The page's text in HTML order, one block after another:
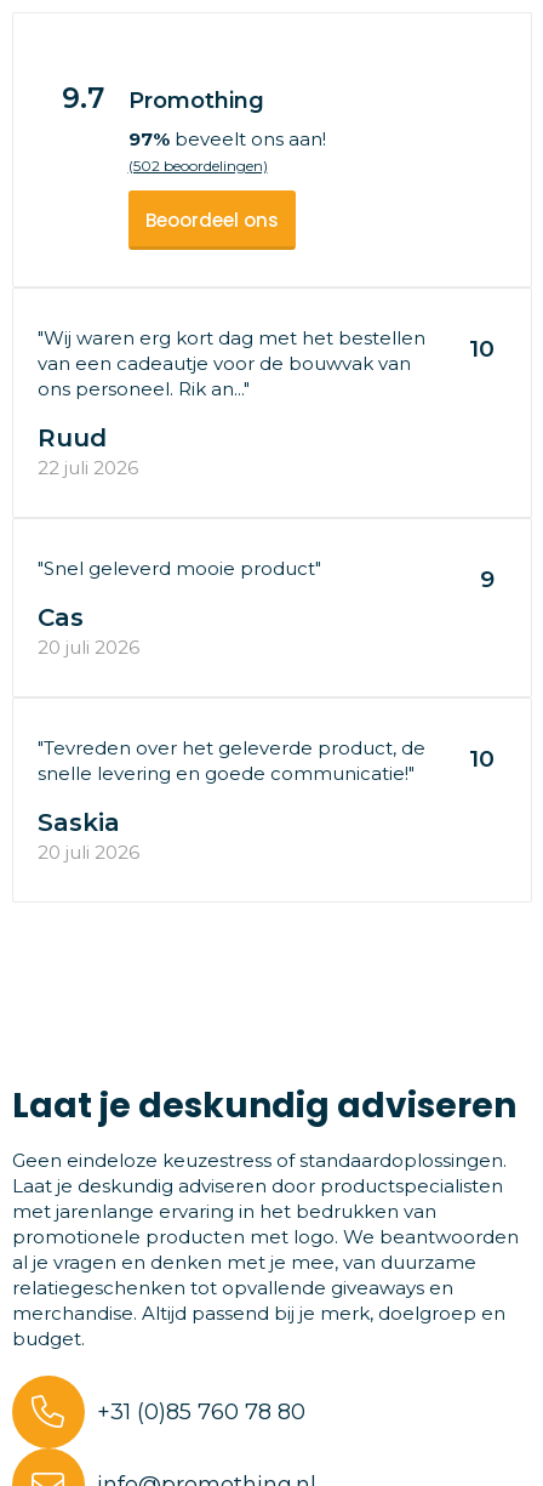
9.7 Promothing
97%beveelt ons aan!
(502 beoordelingen)
Beoordeel ons
"Wij waren erg kort dag met het bestellen
van een cadeautje voor de bouwvak van
ons personeel. Rik an..."
10
Ruud
22 juli 2026
"Snel geleverd mooie product" 9
Cas
20 juli 2026
"Tevreden over het geleverde product, de
snelle levering en goede communicatie!"
10
Saskia
20 juli 2026
Laat je deskundig adviseren
Geen eindeloze keuzestress of standaardoplossingen.
Laat je deskundig adviseren door productspecialisten
met jarenlange ervaring in het bedrukken van
promotionele producten met logo. We beantwoorden
al je vragen en denken met je mee, van duurzame
relatiegeschenken tot opvallende giveaways en
merchandise. Altijd passend bij je merk, doelgroep en
budget.
+31 (0)85 760 78 80